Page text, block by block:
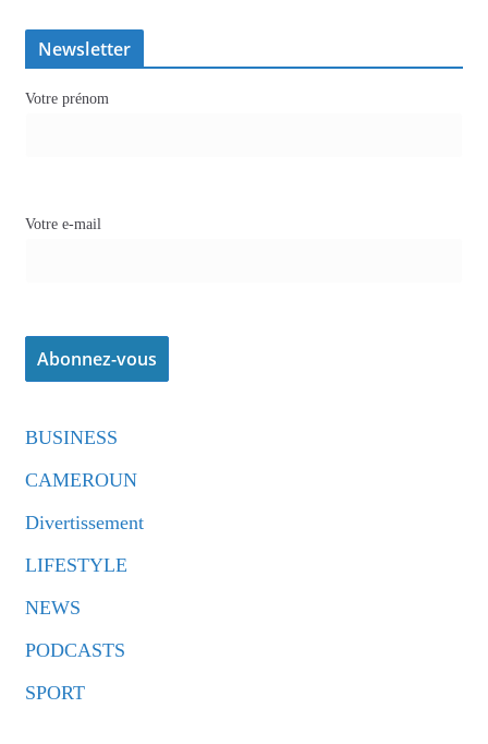
Newsletter
Votre prénom
Votre e-mail
BUSINESS
CAMEROUN
Divertissement
LIFESTYLE
NEWS
PODCASTS
SPORT